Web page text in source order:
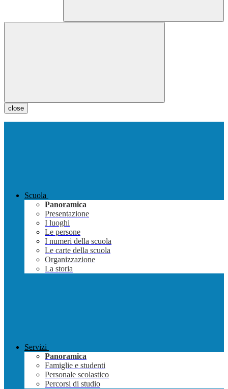
close
Scuola
Panoramica
Presentazione
I luoghi
Le persone
I numeri della scuola
Le carte della scuola
Organizzazione
La storia
Servizi
Panoramica
Famiglie e studenti
Personale scolastico
Percorsi di studio